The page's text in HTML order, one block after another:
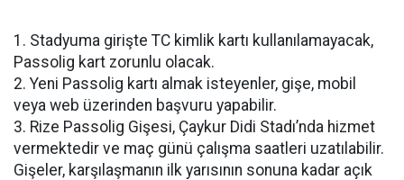
1. Stadyuma girişte TC kimlik kartı kullanılamayacak,
Passolig kart zorunlu olacak.
2. Yeni Passolig kartı almak isteyenler, gişe, mobil
veya web üzerinden başvuru yapabilir.
3. Rize Passolig Gişesi, Çaykur Didi Stadı’nda hizmet
vermektedir ve maç günü çalışma saatleri uzatılabilir.
Gişeler, karşılaşmanın ilk yarısının sonuna kadar açık